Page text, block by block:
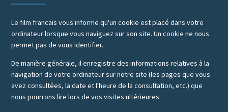
Le film francais vous informe qu'un cookie est placé dans votre
ordinateur lorsque vous naviguez sur son site. Un cookie ne nous
permet pas de vous identifier.
De manière générale, il enregistre des informations relatives à la
navigation de votre ordinateur sur notre site (les pages que vous
avez consultées, la date et l'heure de la consultation, etc.) que
nous pourrons lire lors de vos visites ultérieures.